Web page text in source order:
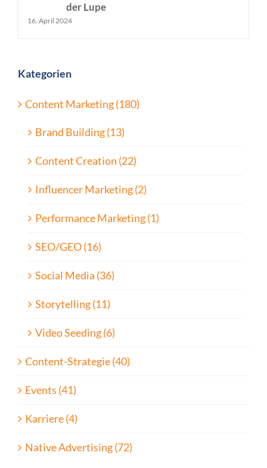
der Lupe
16. April 2024
Kategorien
Content Marketing (180)
Brand Building (13)
Content Creation (22)
Influencer Marketing (2)
Performance Marketing (1)
SEO/GEO (16)
Social Media (36)
Storytelling (11)
Video Seeding (6)
Content-Strategie (40)
Events (41)
Karriere (4)
Native Advertising (72)